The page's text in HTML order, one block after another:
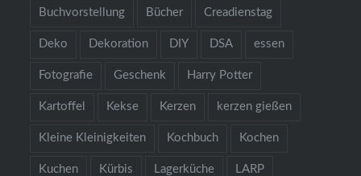
Buchvorstellung Bücher Creadienstag
Deko Dekoration DIY DSA essen
Fotografie Geschenk Harry Potter
Kartoffel Kekse Kerzen kerzen gießen
Kleine Kleinigkeiten Kochbuch Kochen
Kuchen Kürbis Lagerküche LARP